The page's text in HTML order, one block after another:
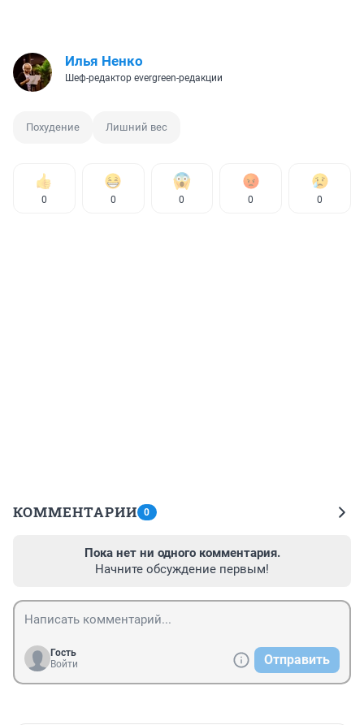
Илья Ненко
Шеф-редактор evergreen-редакции
Похудение Лишний вес
0 0 0 0 0
КОММЕНТАРИИ 0
Пока нет ни одного комментария.
Начните обсуждение первым!
Гость
Войти
Отправить